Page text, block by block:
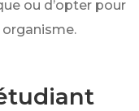
ou d’opter pour
organisme.